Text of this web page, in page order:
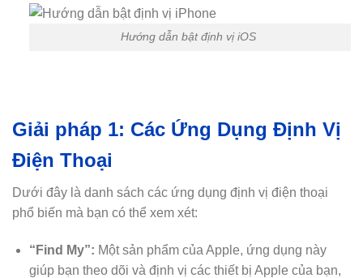
Hướng dẫn bật định vị iOS
Giải pháp 1: Các Ứng Dụng Định Vị
Điện Thoại
Dưới đây là danh sách các ứng dụng định vị điện thoại
phổ biến mà bạn có thể xem xét:
“Find My”: Một sản phẩm của Apple, ứng dụng này
giúp bạn theo dõi và định vị các thiết bị Apple của bạn,